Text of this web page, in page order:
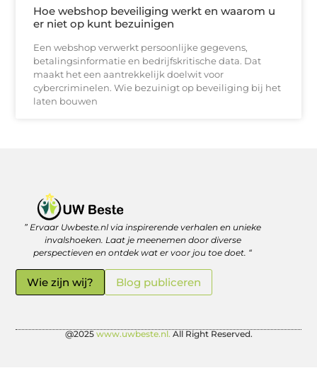
Hoe webshop beveiliging werkt en waarom u
er niet op kunt bezuinigen
Een webshop verwerkt persoonlijke gegevens,
betalingsinformatie en bedrijfskritische data. Dat
maakt het een aantrekkelijk doelwit voor
cybercriminelen. Wie bezuinigt op beveiliging bij het
laten bouwen
” Ervaar Uwbeste.nl via inspirerende verhalen en unieke
invalshoeken. Laat je meenemen door diverse
perspectieven en ontdek wat er voor jou toe doet. “
Wie zijn wij? Blog publiceren
@2025 www.uwbeste.nl. All Right Reserved.